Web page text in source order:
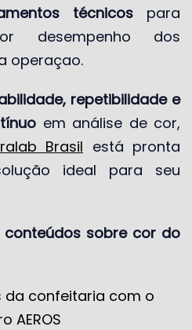
técnicospara
desempenho dos
operaçao.
repetibilidade e
em análise de cor,
Brasil está pronta
ideal para seu
sobre cor do
da confeitaria com o
AEROS